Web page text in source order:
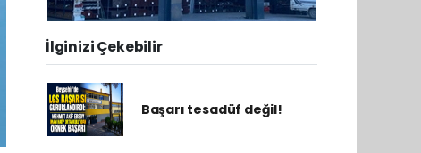
İlginizi Çekebilir
Başarı tesadüf değil!